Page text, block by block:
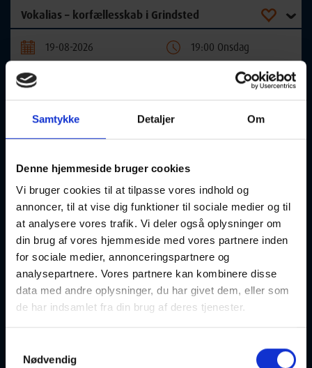
Samtykke Detaljer Om
Denne hjemmeside bruger cookies
Vi bruger cookies til at tilpasse vores indhold og
annoncer, til at vise dig funktioner til sociale medier og til
at analysere vores trafik. Vi deler også oplysninger om
din brug af vores hjemmeside med vores partnere inden
for sociale medier, annonceringspartnere og
analysepartnere. Vores partnere kan kombinere disse
data med andre oplysninger, du har givet dem, eller som
de har indsamlet fra din brug af deres tjenester.
Nødvendig
Vokalias – korfællesskab i Grindsted
19-08-2026 19:00 Onsdag
Optager løbende
Kørekort til parforholdet
19-08-2026 19:00 Onsdag
Billund Optager løbende